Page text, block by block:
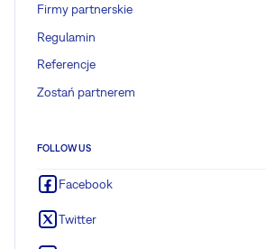
Firmy partnerskie
Regulamin
Referencje
Zostań partnerem
FOLLOW US
Facebook
Twitter